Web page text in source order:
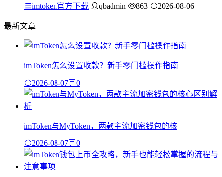
imtoken官方下载 qbadmin 863 2026-08-06
最新文章
imToken怎么设置收款？新手零门槛操作指南
2026-08-07 0
imToken与MyToken，两款主流加密钱包的核
2026-08-07 0